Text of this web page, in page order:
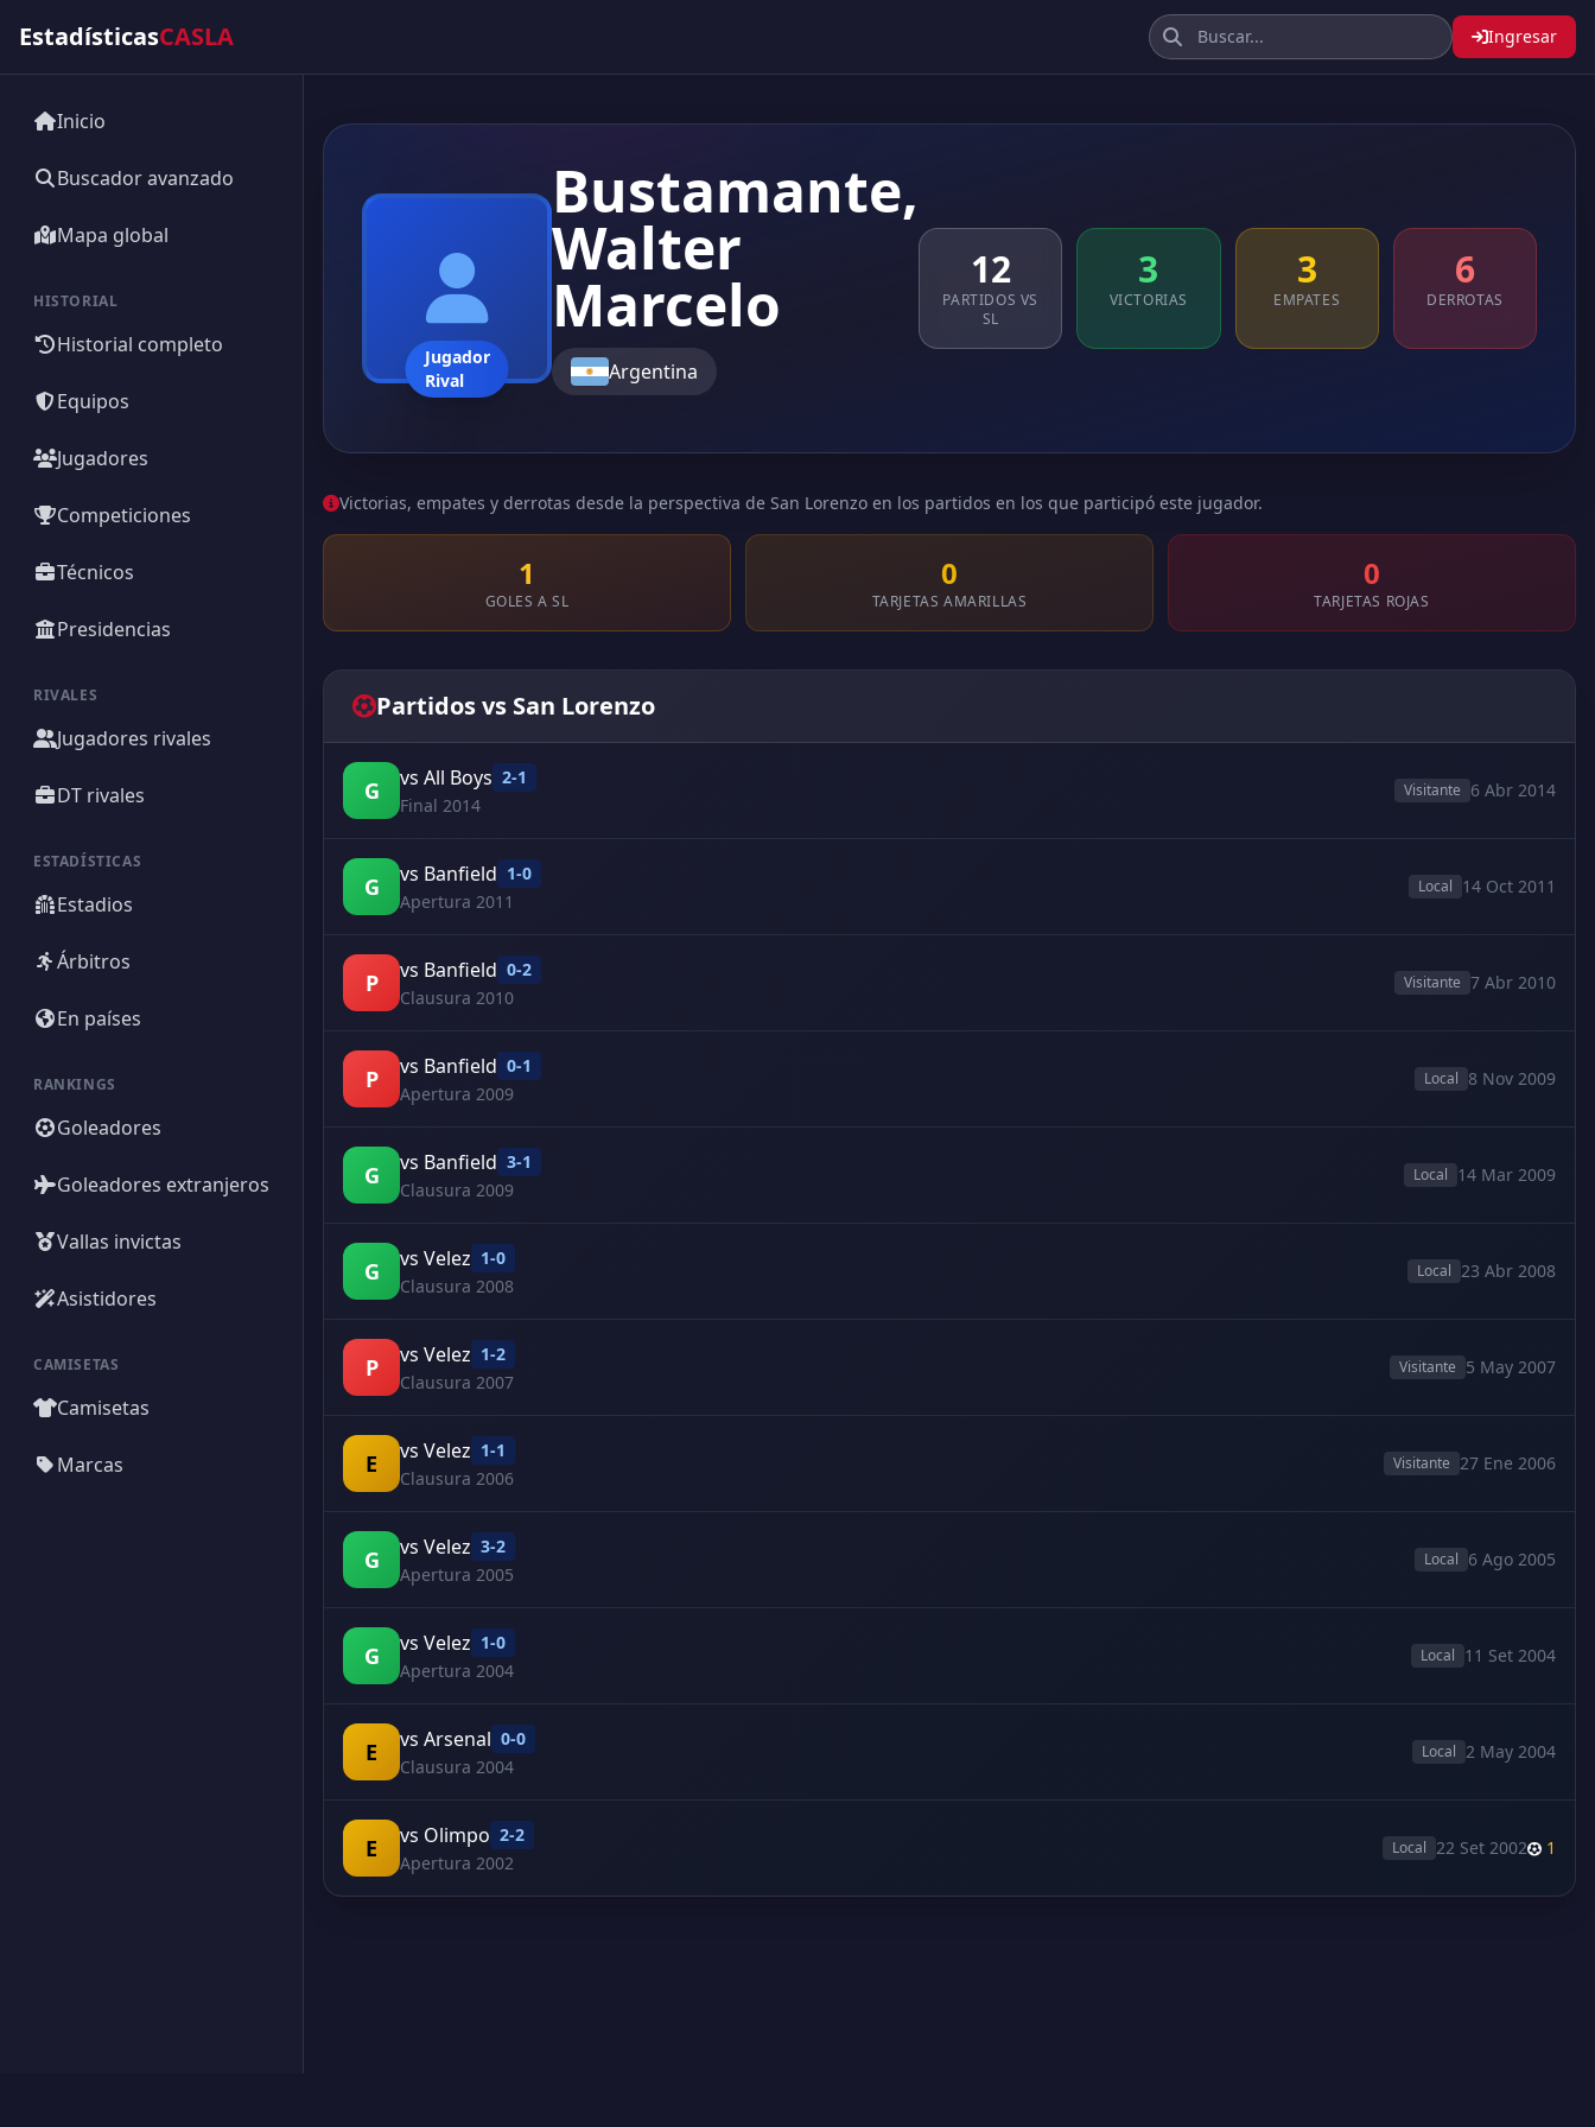
EstadísticasCASLA Ingresar
Inicio
Buscador avanzado
Mapa global
HISTORIAL
Historial completo
Equipos
Jugadores
Competiciones
Técnicos
Presidencias
RIVALES
Jugadores rivales
DT rivales
ESTADÍSTICAS
Estadios
Árbitros
En países
RANKINGS
Goleadores
Goleadores extranjeros
Vallas invictas
Asistidores
CAMISETAS
Camisetas
Marcas
Jugador
Rival
Bustamante,
Walter
Marcelo
Argentina
12
PARTIDOS VS
SL
3
VICTORIAS
3
EMPATES
6
DERROTAS
Victorias, empates y derrotas desde la perspectiva de San Lorenzo en los partidos en los que participó este jugador.
1
GOLES A SL
0
TARJETAS AMARILLAS
0
TARJETAS ROJAS
Partidos vs San Lorenzo
G vs All Boys 2-1
Final 2014
Visitante 6 Abr 2014
G vs Banfield 1-0
Apertura 2011
Local 14 Oct 2011
P vs Banfield 0-2
Clausura 2010
Visitante 7 Abr 2010
P vs Banfield 0-1
Apertura 2009
Local 8 Nov 2009
G vs Banfield 3-1
Clausura 2009
Local 14 Mar 2009
G vs Velez 1-0
Clausura 2008
Local 23 Abr 2008
P vs Velez 1-2
Clausura 2007
Visitante 5 May 2007
E vs Velez 1-1
Clausura 2006
Visitante 27 Ene 2006
G vs Velez 3-2
Apertura 2005
Local 6 Ago 2005
G vs Velez 1-0
Apertura 2004
Local 11 Set 2004
E vs Arsenal 0-0
Clausura 2004
Local 2 May 2004
E vs Olimpo 2-2
Apertura 2002
Local 22 Set 2002 1